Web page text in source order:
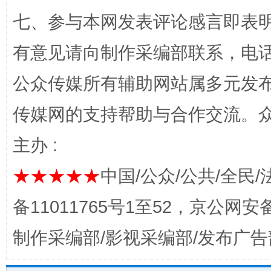
揭开“小金库”的免责幌子
七、参与本网发表评论感言即表
有意见请向制作采编部联系，电
公众传媒所有辅助网站属多元发
传媒网的支持帮助与合作交流。
主办 :
★★★★★中国/公众/公共/全民/
备11011765号1至52，京公网安
制作采编部/影视采编部/发布广